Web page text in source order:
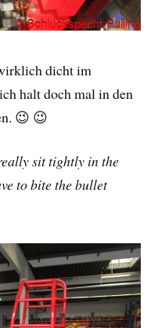
dicht im
halt doch mal in den
😉 😉
sit tightly in the
to bite the bullet